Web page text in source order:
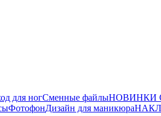
для ногСменные файлыНОВИНКИ
ФотофонДизайн для маникюра